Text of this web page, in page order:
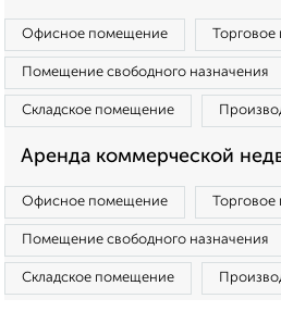
Офисное помещение
Помещение свободного назначения
Складское помещение
Аренда коммерческой
Офисное помещение
Помещение свободного назначения
Складское помещение